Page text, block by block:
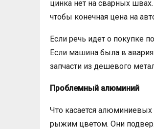
цинка нет на сварных
чтобы конечная цена на
Если речь идет о покупке
Если машина была в
запчасти из дешевого
Проблемный алюминий
Что касается
рыжим цветом. Они